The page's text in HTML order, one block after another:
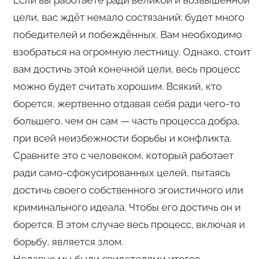
цели, вас ждёт немало состязаний; будет много
победителей и побеждённых. Вам необходимо
взобраться на огромную лестницу. Однако, стоит
вам достичь этой конечной цели, весь процесс
можно будет считать хорошим. Всякий, кто
борется, жертвенно отдавая себя ради чего-то
большего, чем он сам — часть процесса добра,
при всей неизбежности борьбы и конфликта.
Сравните это с человеком, который работает
ради само-сфокусированных целей, пытаясь
достичь своего собственного эгоистичного или
криминального идеала. Чтобы его достичь он и
борется. В этом случае весь процесс, включая и
борьбу, является злом.